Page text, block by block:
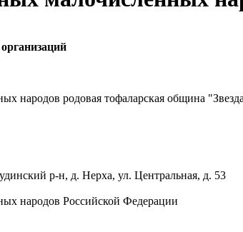
народов родовая тофаларская община
р-н, д. Нерха, ул. Центральная, д. 53
народов Российской Федерации